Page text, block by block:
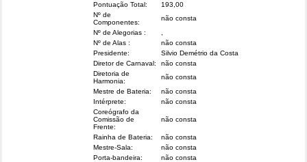
Pontuação Total:
193,00
Nº de
Componentes:
não consta
Nº de Alegorias :
Nº de Alas :
não consta
Presidente:
Silvio Demétrio da Costa
Diretor de Carnaval:
não consta
Diretoria de
Harmonia:
não consta
Mestre de Bateria:
não consta
Intérprete:
não consta
Coreógrafo da
Comissão de
Frente:
não consta
Rainha de Bateria:
não consta
Mestre-Sala:
não consta
Porta-bandeira:
não consta